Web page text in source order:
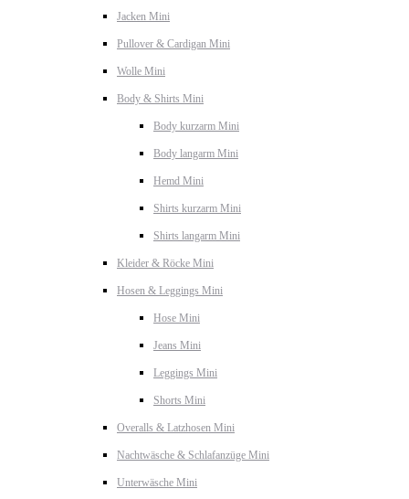
Jacken Mini
Pullover & Cardigan Mini
Wolle Mini
Body & Shirts Mini
Body kurzarm Mini
Body langarm Mini
Hemd Mini
Shirts kurzarm Mini
Shirts langarm Mini
Kleider & Röcke Mini
Hosen & Leggings Mini
Hose Mini
Jeans Mini
Leggings Mini
Shorts Mini
Overalls & Latzhosen Mini
Nachtwäsche & Schlafanzüge Mini
Unterwäsche Mini